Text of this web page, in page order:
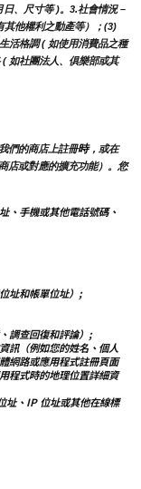
、尺寸等 )。3.社會情況 –
其他權利之動產等）；(3)
活格調 ( 如使用消費品之種
如社團法人、俱樂部或其
們的商店上註冊時，或在
店或對應的擴充功能）。您
、手機或其他電話號碼、
址和帳單位址）;
調查回復和評論）;
訊（例如您的姓名、個人
網路或應用程式註冊頁面
程式時的地理位置詳細資
址、IP 位址或其他在線標